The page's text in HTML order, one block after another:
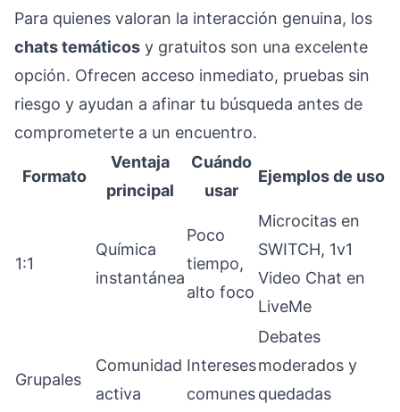
Para quienes valoran la interacción genuina, los
chats temáticos y gratuitos son una excelente
opción. Ofrecen acceso inmediato, pruebas sin
riesgo y ayudan a afinar tu búsqueda antes de
comprometerte a un encuentro.
Formato
Ventaja
principal
Cuándo
usar
Ejemplos de uso
1:1
Química
instantánea
Poco
tiempo,
alto foco
Microcitas en
SWITCH, 1v1
Video Chat en
LiveMe
Grupales
Comunidad
activa
Intereses
comunes
Debates
moderados y
quedadas